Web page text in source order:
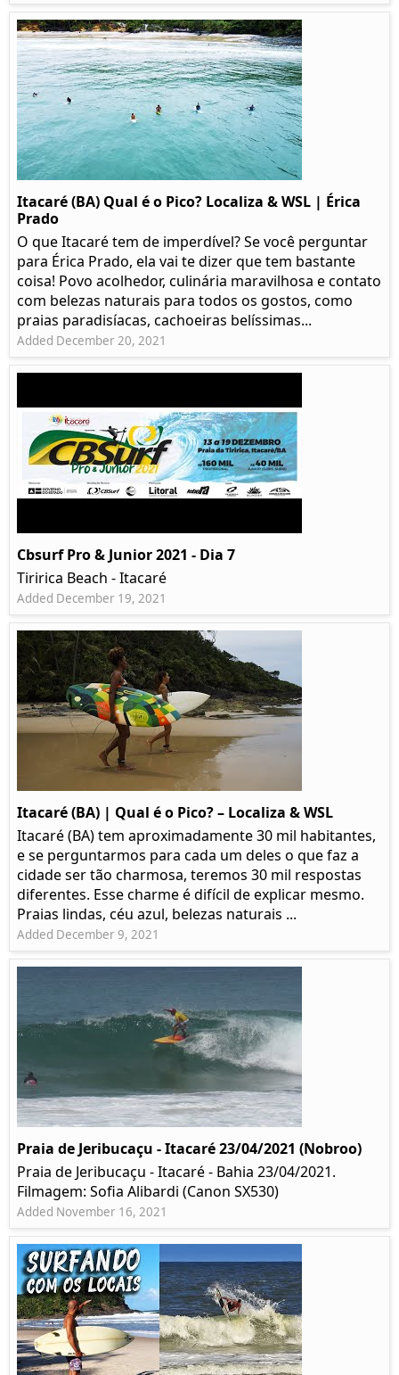
Itacaré (BA) Qual é o Pico? Localiza & WSL | Érica
Prado​
O que Itacaré tem de imperdível? Se você perguntar
para Érica Prado, ela vai te dizer que tem bastante
coisa!​ Povo acolhedor, culinária maravilhosa e contato
com belezas naturais para todos os gostos, como
praias paradisíacas, cachoeiras belíssimas...
Added December 20, 2021
Cbsurf Pro & Junior 2021 - Dia 7
Tiririca Beach - Itacaré
Added December 19, 2021
Itacaré (BA) | Qual é o Pico? – Localiza & WSL​​
Itacaré (BA) tem aproximadamente 30 mil habitantes,
e se perguntarmos para cada um deles o que faz a
cidade ser tão charmosa, teremos 30 mil respostas
diferentes. Esse charme é difícil de explicar mesmo.
Praias lindas, céu azul, belezas naturais ...
Added December 9, 2021
Praia de Jeribucaçu - Itacaré 23/04/2021 (Nobroo)
Praia de Jeribucaçu - Itacaré - Bahia 23/04/2021.
Filmagem: Sofia Alibardi (Canon SX530)
Added November 16, 2021